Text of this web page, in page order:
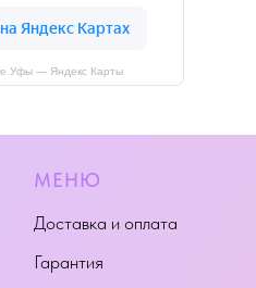
Уфы — Яндекс Карты
МЕНЮ
Доставка и оплата
Гарантия